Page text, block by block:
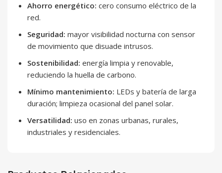
Ahorro energético: cero consumo eléctrico de la
red.
Seguridad: mayor visibilidad nocturna con sensor
de movimiento que disuade intrusos.
Sostenibilidad: energía limpia y renovable,
reduciendo la huella de carbono.
Mínimo mantenimiento: LEDs y batería de larga
duración; limpieza ocasional del panel solar.
Versatilidad: uso en zonas urbanas, rurales,
industriales y residenciales.